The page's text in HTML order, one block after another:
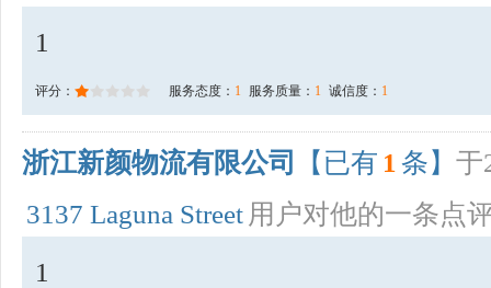
1
评分： 服务态度： 1 服务质量： 1 诚信度： 1
浙江新颜物流有限公司 【已有 1 条】 于
3137 Laguna Street 用户对他的一条点
1